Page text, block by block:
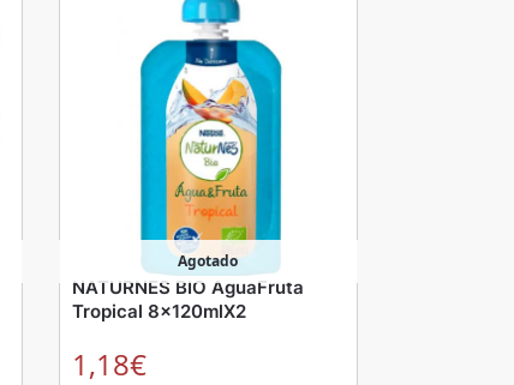
Agotado
NATURNES BIO AguaFruta
Tropical 8x120mlX2
1,18€